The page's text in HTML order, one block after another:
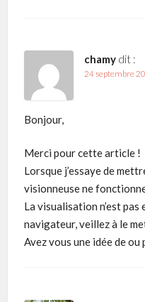
chamy dit :
24 septembre
Bonjour,
Merci pour cette article !
Lorsque j’essaye de
visionneuse ne
La visualisation n’est
navigateur, veillez à le
Avez vous une idée de